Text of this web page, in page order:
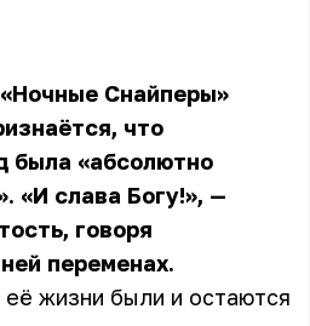
Снайперы»
что
была «абсолютно
«И слава Богу!», —
говоря
переменах.
жизни были и остаются